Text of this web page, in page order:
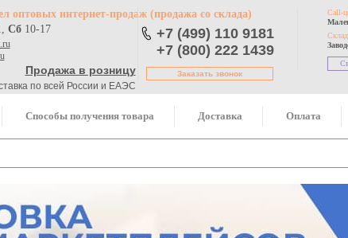
оптовых интернет-продаж(продажа со склада)
Сб10-17
Продажа в розницу
по всей России и ЕАЭС
+7 (499) 110 9181
+7 (800) 222 1439
Заказать звонок
Call-
Способы получения товара Доставка Оплата